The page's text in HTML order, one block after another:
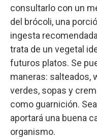
consultarlo con un
del brócoli, una
ingesta
trata de un vegetal
futuros platos. Se
maneras: salteados,
verdes, sopas y
como guarnición.
aportará una buena
organismo.